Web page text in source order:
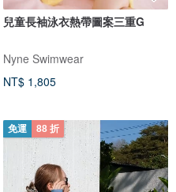
兒童長袖泳衣熱帶圖案三重G
Nyne Swimwear
NT$ 1,805
免運 88 折